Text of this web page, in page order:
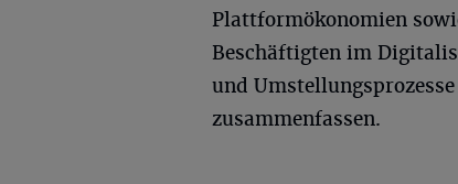
Plattformökonomien
Beschäftigten im
und
zusammenfassen.